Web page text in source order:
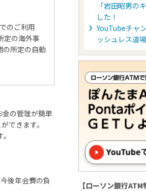
のご利用
定の海外事
の所定の自動
の管理が簡単
できます。
後年会費の負
「岩田昭男の
した！
YouTubeチャ
ッシュレス道
【ローソン銀行ATM